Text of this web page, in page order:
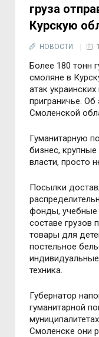
груза
Курскую
НОВОСТИ
Более 180 тонн
смоляне в
атак
приграничье. Об
Смоленской
Гуманитарную
бизнес, крупные
власти, просто
Посылки
фонды, учебные
составе грузов
товары для
постельное
техника.
Губернатор
гуманитарной
Смоленске они